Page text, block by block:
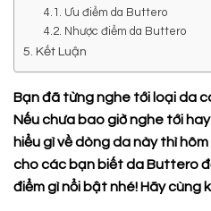
4.1. Ưu điểm da Buttero
4.2. Nhược điểm da Buttero
5. Kết Luận
Bạn đã từng nghe tới loại da
Nếu chưa bao giờ nghe tới
hiểu gì về dòng da này thì
cho các bạn biết da Buttero
điểm gì nổi bật nhé! Hãy cùng